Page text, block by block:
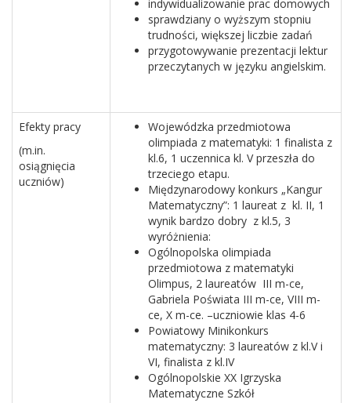
indywidualizowanie prac domowych
sprawdziany o wyższym stopniu
trudności, większej liczbie zadań
przygotowywanie prezentacji lektur
przeczytanych w języku angielskim.
Efekty pracy
(m.in.
osiągnięcia
uczniów)
Wojewódzka przedmiotowa
olimpiada z matematyki: 1 finalista z
kl.6, 1 uczennica kl. V przeszła do
trzeciego etapu.
Międzynarodowy konkurs „Kangur
Matematyczny”: 1 laureat z kl. II, 1
wynik bardzo dobry z kl.5, 3
wyróżnienia:
Ogólnopolska olimpiada
przedmiotowa z matematyki
Olimpus, 2 laureatów III m-ce,
Gabriela Poświata III m-ce, VIII m-
ce, X m-ce. –uczniowie klas 4-6
Powiatowy Minikonkurs
matematyczny: 3 laureatów z kl.V i
VI, finalista z kl.IV
Ogólnopolskie XX Igrzyska
Matematyczne Szkół